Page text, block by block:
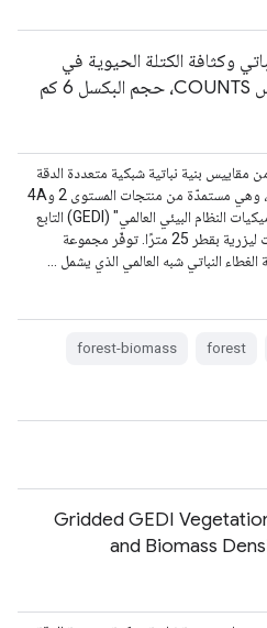
وكثافة الكتلة الحيوية في
مقاييس بنية نباتية شبكية متعددة الدقة
وجاهزة للتحليل وشبه عالمية، وهي مستمدّة من منتجات المستوى 2 و4A
الخاصة بمشروع "دراسة ديناميكيات النظام البيئي العالمي" (GEDI) التابع
لوكالة ناسا، والمرتبطة ببصمات ليزرية بقطر 25 مترًا. توفّر مجموعة
الغطاء النباتي شبه العالمي الذي يشمل …
forest
forest-biomass
Gridded GEDI
and Biomass